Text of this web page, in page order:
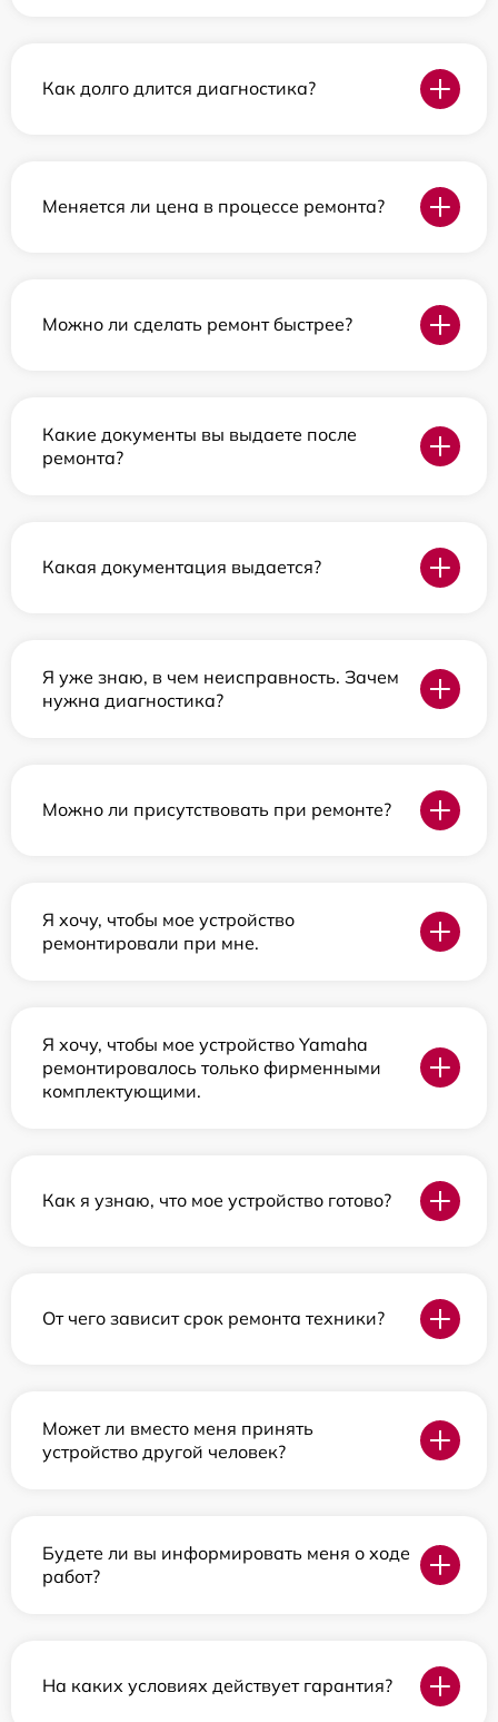
Как долго длится диагностика?
Меняется ли цена в процессе ремонта?
Можно ли сделать ремонт быстрее?
Какие документы вы выдаете после
ремонта?
Какая документация выдается?
Я уже знаю, в чем неисправность. Зачем
нужна диагностика?
Можно ли присутствовать при ремонте?
Я хочу, чтобы мое устройство
ремонтировали при мне.
Я хочу, чтобы мое устройство Yamaha
ремонтировалось только фирменными
комплектующими.
Как я узнаю, что мое устройство готово?
От чего зависит срок ремонта техники?
Может ли вместо меня принять
устройство другой человек?
Будете ли вы информировать меня о ходе
работ?
На каких условиях действует гарантия?